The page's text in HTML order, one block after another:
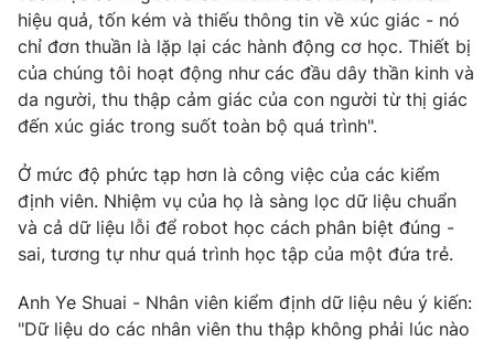
VTV Money VTV Thể thao
VTV Sức khoẻ Bất động sản
Thị trường 24h Tấm lòng Việt
VTV4 Vươn mình bằng AI
VTV9 VTV8
hiệu quả, tốn kém và thiếu thông tin về xúc giác - nó
chỉ đơn thuần là lặp lại các hành động cơ học. Thiết bị
của chúng tôi hoạt động như các đầu dây thần kinh và
da người, thu thập cảm giác của con người từ thị giác
đến xúc giác trong suốt toàn bộ quá trình".
Ở mức độ phức tạp hơn là công việc của các kiểm
định viên. Nhiệm vụ của họ là sàng lọc dữ liệu chuẩn
và cả dữ liệu lỗi để robot học cách phân biệt đúng -
sai, tương tự như quá trình học tập của một đứa trẻ.
Anh Ye Shuai - Nhân viên kiểm định dữ liệu nêu ý kiến:
"Dữ liệu do các nhân viên thu thập không phải lúc nào